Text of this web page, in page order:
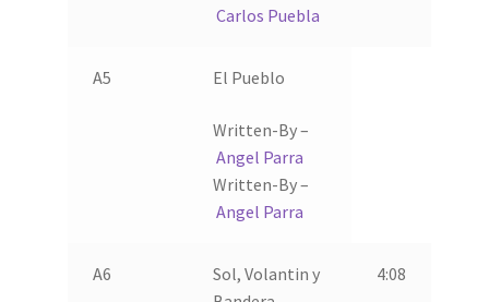
Carlos Puebla
A5 El Pueblo
Written-By –
Angel Parra
Written-By –
Angel Parra
A6
Sol, Volantin y
4:08